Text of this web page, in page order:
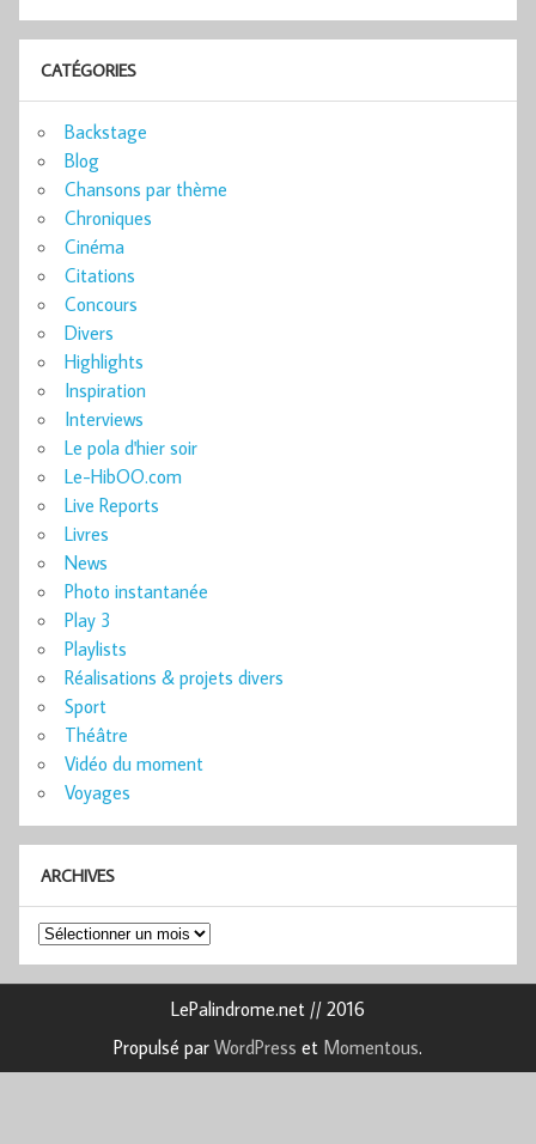
CATÉGORIES
Backstage
Blog
Chansons par thème
Chroniques
Cinéma
Citations
Concours
Divers
Highlights
Inspiration
Interviews
Le pola d'hier soir
Le-HibOO.com
Live Reports
Livres
News
Photo instantanée
Play 3
Playlists
Réalisations & projets divers
Sport
Théâtre
Vidéo du moment
Voyages
ARCHIVES
Archives
LePalindrome.net // 2016
Propulsé par WordPress et Momentous.